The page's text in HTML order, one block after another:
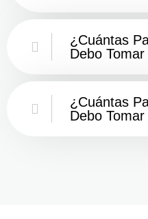
¿Cuántas
Debo
¿Cuántas
Debo